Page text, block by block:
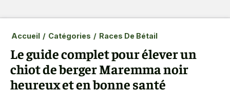
Accueil / Catégories / Races De Bétail
Le guide complet pour élever un
chiot de berger Maremma noir
heureux et en bonne santé